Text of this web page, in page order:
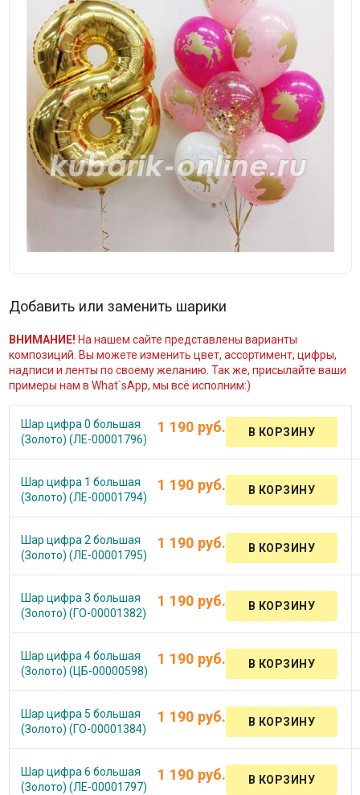
Добавить или заменить шарики
ВНИМАНИЕ! На нашем сайте представлены варианты
композиций. Вы можете изменить цвет, ассортимент, цифры,
надписи и ленты по своему желанию. Так же, присылайте ваши
примеры нам в What`sApp, мы всё исполним:)
Шар цифра 0 большая
(Золото) (ЛЕ-00001796)
1 190 руб.
Шар цифра 1 большая
(Золото) (ЛЕ-00001794)
1 190 руб.
Шар цифра 2 большая
(Золото) (ЛЕ-00001795)
1 190 руб.
Шар цифра 3 большая
(Золото) (ГО-00001382)
1 190 руб.
Шар цифра 4 большая
(Золото) (ЦБ-00000598)
1 190 руб.
Шар цифра 5 большая
(Золото) (ГО-00001384)
1 190 руб.
Шар цифра 6 большая
(Золото) (ЛЕ-00001797)
1 190 руб.